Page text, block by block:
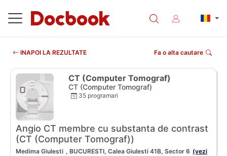
INAPOI LA REZULTATE Fa o alta cautare
CT (Computer Tomograf)
CT (Computer Tomograf)
35 programari
Angio CT membre cu substanta de contrast
(CT (Computer Tomograf))
Medima Giulesti , BUCURESTI, Calea Giulesti 41B, Sector 6 (vezi